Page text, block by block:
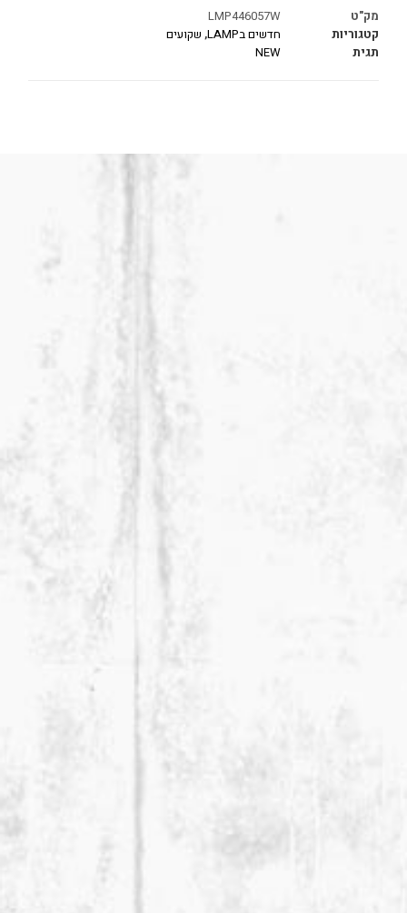
מק"ט
LMP446057W
קטגוריות
חדשים בLAMP , שקועים
תגית
NEW